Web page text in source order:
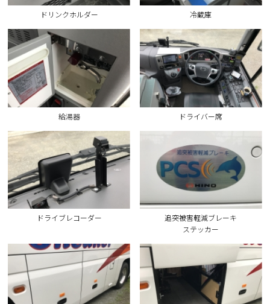
ドリンクホルダー 冷蔵庫
給湯器 ドライバー席
ドライブレコーダー
追突被害軽減ブレーキ
ステッカー